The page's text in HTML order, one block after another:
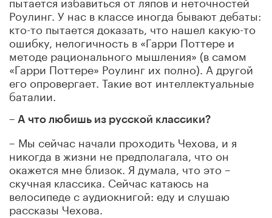
Роулинг. У нас в классе иногда бывают дебаты:
кто-то пытается доказать, что нашел какую-то
ошибку, нелогичность в «Гарри Поттере и
методе рационального мышления» (в самом
«Гарри Поттере» Роулинг их полно). А другой
его опровергает. Такие вот интеллектуальные
баталии.
– А что любишь из русской классики?
– Мы сейчас начали проходить Чехова, и я
никогда в жизни не предполагала, что он
окажется мне близок. Я думала, что это –
скучная классика. Сейчас катаюсь на
велосипеде с аудиокнигой: еду и слушаю
рассказы Чехова.